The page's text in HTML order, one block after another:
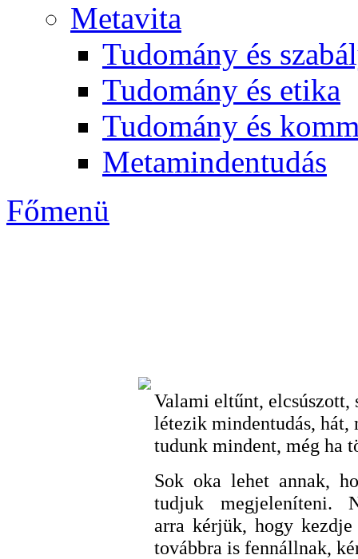
Metavita
Tudomány és
Tudomány és etika
Tudomány és
Metamindentudás
Főmenü
Valami eltűnt, elcsúszott,
létezik mindentudás, hát,
tudunk mindent, még ha
Sok oka lehet annak,
tudjuk megjeleníteni.
arra kérjük, hogy
továbbra is fennállnak,